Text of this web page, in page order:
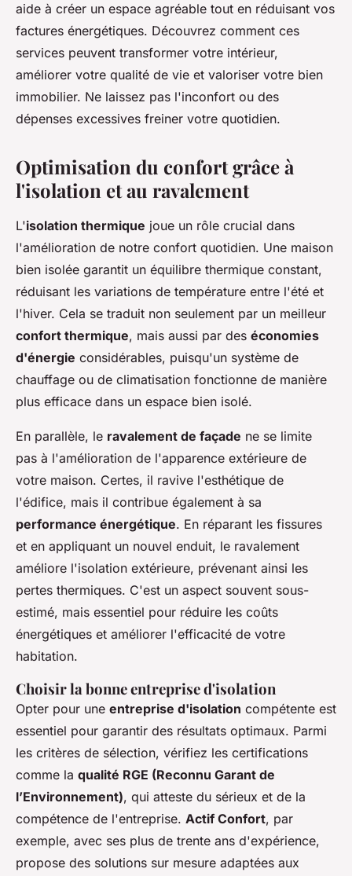
aide à créer un espace agréable tout en réduisant vos
factures énergétiques. Découvrez comment ces
services peuvent transformer votre intérieur,
améliorer votre qualité de vie et valoriser votre bien
immobilier. Ne laissez pas l'inconfort ou des
dépenses excessives freiner votre quotidien.
Optimisation du confort grâce à
l'isolation et au ravalement
L'isolation thermique joue un rôle crucial dans
l'amélioration de notre confort quotidien. Une maison
bien isolée garantit un équilibre thermique constant,
réduisant les variations de température entre l'été et
l'hiver. Cela se traduit non seulement par un meilleur
confort thermique, mais aussi par des économies
d'énergie considérables, puisqu'un système de
chauffage ou de climatisation fonctionne de manière
plus efficace dans un espace bien isolé.
En parallèle, le ravalement de façade ne se limite
pas à l'amélioration de l'apparence extérieure de
votre maison. Certes, il ravive l'esthétique de
l'édifice, mais il contribue également à sa
performance énergétique. En réparant les fissures
et en appliquant un nouvel enduit, le ravalement
améliore l'isolation extérieure, prévenant ainsi les
pertes thermiques. C'est un aspect souvent sous-
estimé, mais essentiel pour réduire les coûts
énergétiques et améliorer l'efficacité de votre
habitation.
Choisir la bonne entreprise d'isolation
Opter pour une entreprise d'isolation compétente est
essentiel pour garantir des résultats optimaux. Parmi
les critères de sélection, vérifiez les certifications
comme la qualité RGE (Reconnu Garant de
l’Environnement), qui atteste du sérieux et de la
compétence de l'entreprise. Actif Confort, par
exemple, avec ses plus de trente ans d'expérience,
propose des solutions sur mesure adaptées aux